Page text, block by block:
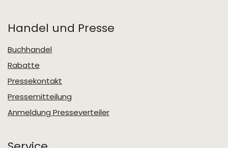
Handel und Presse
Buchhandel
Rabatte
Pressekontakt
Pressemitteilung
Anmeldung Presseverteiler